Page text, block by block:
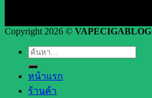
Copyright 2026 © VAPECIGABLOG
ค้นหา:
หน้าแรก
ร้านค้า